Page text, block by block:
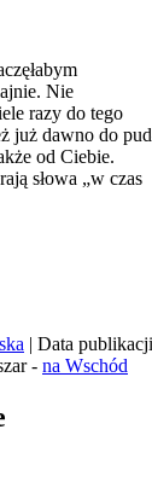
Nie
razy do tego
już dawno do
od Ciebie.
słowa „w czas
| Data
- na Wschód